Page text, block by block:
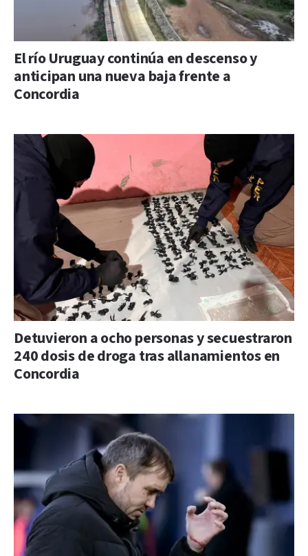
El río Uruguay continúa en descenso y
anticipan una nueva baja frente a
Concordia
Detuvieron a ocho personas y secuestraron
240 dosis de droga tras allanamientos en
Concordia